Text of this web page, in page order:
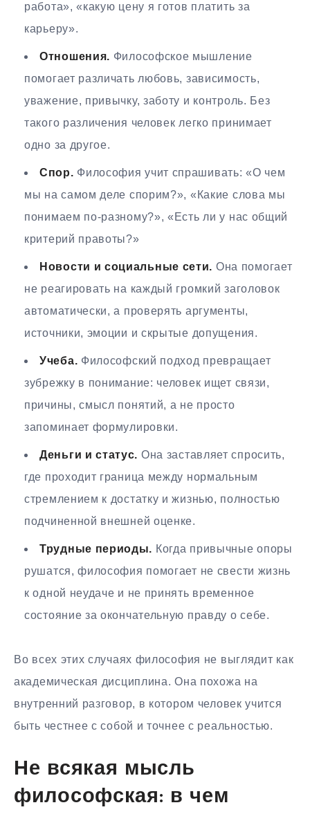
работа», «какую цену я готов платить за
карьеру».
Отношения. Философское мышление
помогает различать любовь, зависимость,
уважение, привычку, заботу и контроль. Без
такого различения человек легко принимает
одно за другое.
Спор. Философия учит спрашивать: «О чем
мы на самом деле спорим?», «Какие слова мы
понимаем по-разному?», «Есть ли у нас общий
критерий правоты?»
Новости и социальные сети. Она помогает
не реагировать на каждый громкий заголовок
автоматически, а проверять аргументы,
источники, эмоции и скрытые допущения.
Учеба. Философский подход превращает
зубрежку в понимание: человек ищет связи,
причины, смысл понятий, а не просто
запоминает формулировки.
Деньги и статус. Она заставляет спросить,
где проходит граница между нормальным
стремлением к достатку и жизнью, полностью
подчиненной внешней оценке.
Трудные периоды. Когда привычные опоры
рушатся, философия помогает не свести жизнь
к одной неудаче и не принять временное
состояние за окончательную правду о себе.
Во всех этих случаях философия не выглядит как
академическая дисциплина. Она похожа на
внутренний разговор, в котором человек учится
быть честнее с собой и точнее с реальностью.
Не всякая мысль
философская: в чем